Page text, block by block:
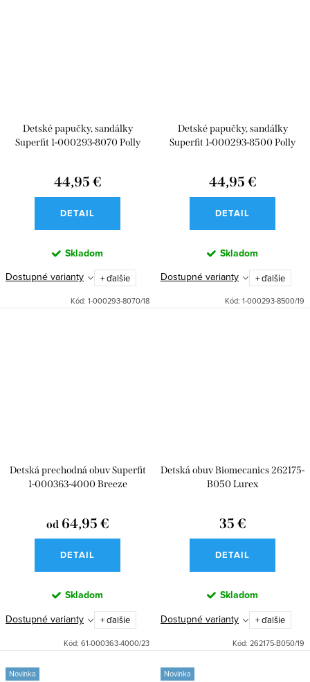
Detské papučky, sandálky
Superfit 1-000293-8070 Polly
44,95 €
DETAIL
Skladom
Dostupné varianty
+ ďalšie
Kód: 1-000293-8070/18
Detské papučky, sandálky
Superfit 1-000293-8500 Polly
44,95 €
DETAIL
Skladom
Dostupné varianty
+ ďalšie
Kód: 1-000293-8500/19
Detská prechodná obuv Superfit
1-000363-4000 Breeze
od64,95 €
DETAIL
Skladom
Dostupné varianty
+ ďalšie
Kód: 61-000363-4000/23
Detská obuv Biomecanics 262175-
B050 Lurex
35 €
DETAIL
Skladom
Dostupné varianty
+ ďalšie
Kód: 262175-B050/19
Novinka Novinka